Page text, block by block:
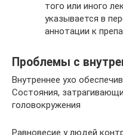
того или иного
указывается в
аннотации к
Проблемы с
Внутреннее ухо
Состояния,
головокружения
Равновесие у людей